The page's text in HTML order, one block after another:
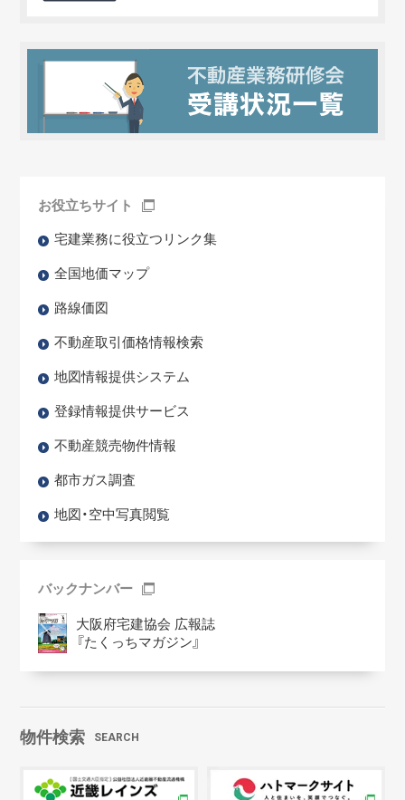
お役立ちサイト
宅建業務に役立つリンク集
全国地価マップ
路線価図
不動産取引価格情報検索
地図情報提供システム
登録情報提供サービス
不動産競売物件情報
都市ガス調査
地図・空中写真閲覧
バックナンバー
大阪府宅建協会 広報誌
『たくっちマガジン』
物件検索 SEARCH